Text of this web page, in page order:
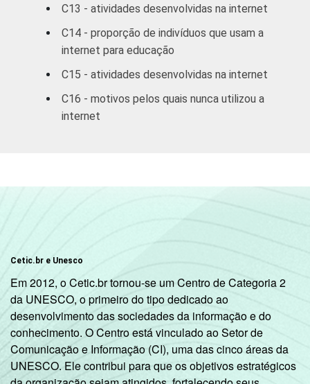
R$3800
29
R$3801 ou
37
CLASSE
C 11
SITUAÇÃO
EMPREGO
Desempregado 13
Não integra a
população
ativa 2
4
C13 - atividades desenvolvidas na internet
C14 - proporção de indivíduos que usam a
internet para educação
C15 - atividades desenvolvidas na internet
C16 - motivos pelos quais nunca utilizou a
internet
Cetic.br e Unesco
Em 2012, o Cetic.br tornou-se um Centro de Categoria 2
da UNESCO, o primeiro do tipo dedicado ao
desenvolvimento das sociedades da informação e do
conhecimento. O Centro está vinculado ao Setor de
Comunicação e Informação (CI), uma das cinco áreas da
UNESCO. Ele contribui para que os objetivos estratégicos